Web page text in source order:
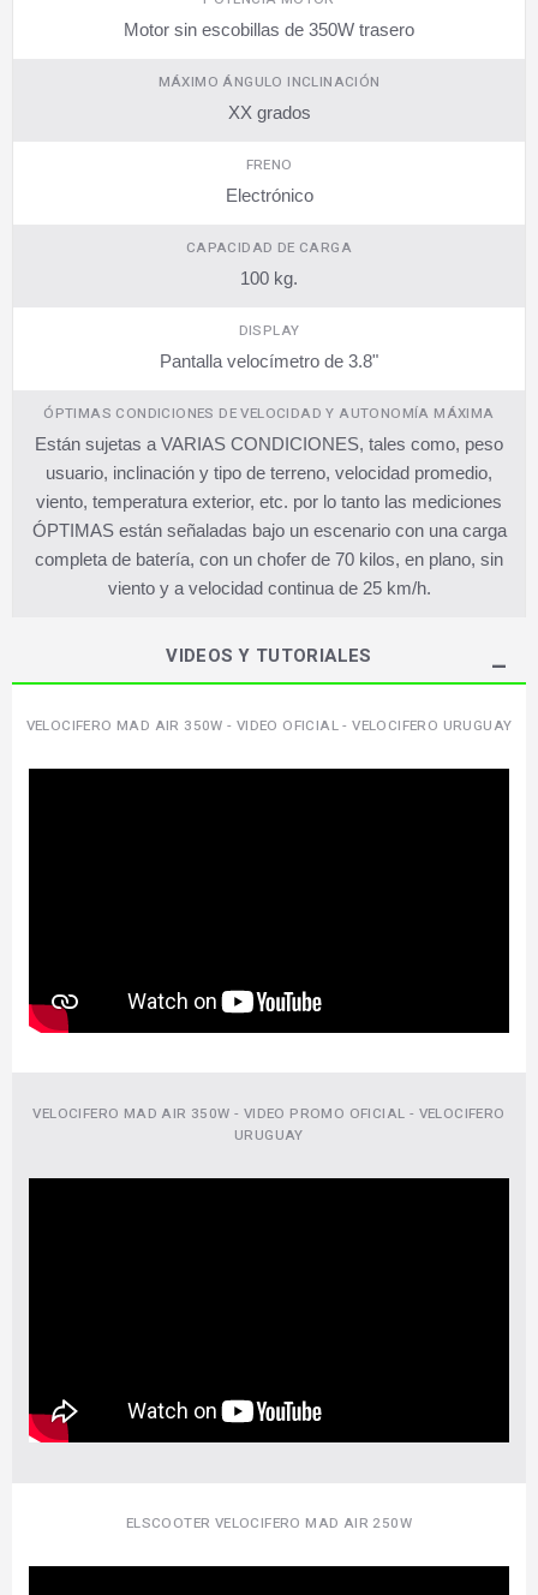
Motor sin escobillas de 350W trasero
MÁXIMO ÁNGULO INCLINACIÓN
XX grados
FRENO
Electrónico
CAPACIDAD DE CARGA
100 kg.
DISPLAY
Pantalla velocímetro de 3.8"
ÓPTIMAS CONDICIONES DE VELOCIDAD Y AUTONOMÍA MÁXIMA
Están sujetas a VARIAS CONDICIONES, tales como, peso
usuario, inclinación y tipo de terreno, velocidad promedio,
viento, temperatura exterior, etc. por lo tanto las mediciones
ÓPTIMAS están señaladas bajo un escenario con una carga
completa de batería, con un chofer de 70 kilos, en plano, sin
viento y a velocidad continua de 25 km/h.
VIDEOS Y TUTORIALES
VELOCIFERO MAD AIR 350W - VIDEO OFICIAL - VELOCIFERO URUGUAY
VELOCIFERO MAD AIR 350W - VIDEO PROMO OFICIAL - VELOCIFERO
URUGUAY
ELSCOOTER VELOCIFERO MAD AIR 250W